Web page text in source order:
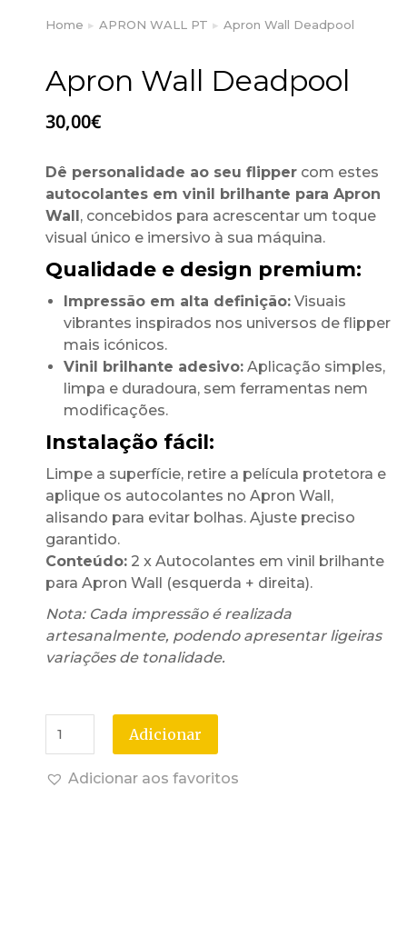
You are here:
Home APRON WALL PT Apron Wall Deadpool
Apron Wall Deadpool
30,00€
Dê personalidade ao seu flipper com estes
autocolantes em vinil brilhante para Apron
Wall, concebidos para acrescentar um toque
visual único e imersivo à sua máquina.
Qualidade e design premium:
Impressão em alta definição: Visuais
vibrantes inspirados nos universos de flipper
mais icónicos.
Vinil brilhante adesivo: Aplicação simples,
limpa e duradoura, sem ferramentas nem
modificações.
Instalação fácil:
Limpe a superfície, retire a película protetora e
aplique os autocolantes no Apron Wall,
alisando para evitar bolhas. Ajuste preciso
garantido.
Conteúdo: 2 x Autocolantes em vinil brilhante
para Apron Wall (esquerda + direita).
Nota: Cada impressão é realizada
artesanalmente, podendo apresentar ligeiras
variações de tonalidade.
Adicionar
Adicionar aos favoritos